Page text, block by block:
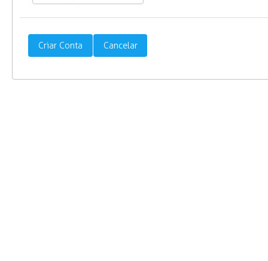
Criar Conta Cancelar